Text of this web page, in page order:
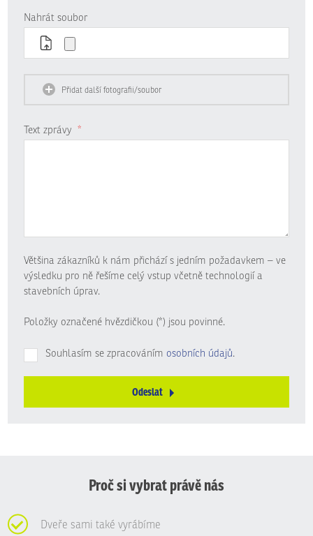
Nahrát soubor
Přidat další fotografii/soubor
Text zprávy *
Většina zákazníků k nám přichází s jedním požadavkem – ve
výsledku pro ně řešíme celý vstup včetně technologií a
stavebních úprav.
Položky označené hvězdičkou (*) jsou povinné.
Souhlasím se zpracováním osobních údajů.
Odeslat
Proč si vybrat právě nás
Dveře sami také vyrábíme